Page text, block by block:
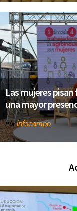
Las mujeres
una mayor
Porinfocampo